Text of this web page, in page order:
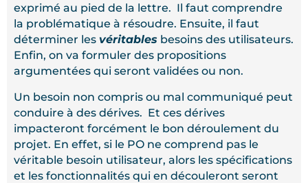
exprimé au pied de la lettre. Il faut comprendre
la problématique à résoudre. Ensuite, il faut
déterminer les véritables besoins des utilisateurs.
Enfin, on va formuler des propositions
argumentées qui seront validées ou non.
Un besoin non compris ou mal communiqué peut
conduire à des dérives. Et ces dérives
impacteront forcément le bon déroulement du
projet. En effet, si le PO ne comprend pas le
véritable besoin utilisateur, alors les spécifications
et les fonctionnalités qui en découleront seront